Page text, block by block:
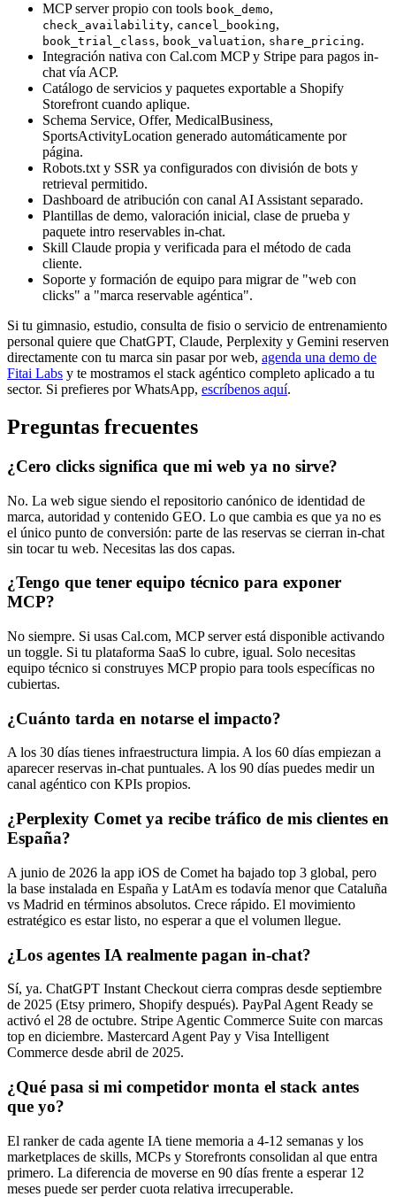
MCP server propio con tools book_demo,
check_availability, cancel_booking,
book_trial_class, book_valuation, share_pricing.
Integración nativa con Cal.com MCP y Stripe para pagos in-
chat vía ACP.
Catálogo de servicios y paquetes exportable a Shopify
Storefront cuando aplique.
Schema Service, Offer, MedicalBusiness,
SportsActivityLocation generado automáticamente por
página.
Robots.txt y SSR ya configurados con división de bots y
retrieval permitido.
Dashboard de atribución con canal AI Assistant separado.
Plantillas de demo, valoración inicial, clase de prueba y
paquete intro reservables in-chat.
Skill Claude propia y verificada para el método de cada
cliente.
Soporte y formación de equipo para migrar de "web con
clicks" a "marca reservable agéntica".
Si tu gimnasio, estudio, consulta de fisio o servicio de entrenamiento
personal quiere que ChatGPT, Claude, Perplexity y Gemini reserven
directamente con tu marca sin pasar por web, agenda una demo de
Fitai Labs y te mostramos el stack agéntico completo aplicado a tu
sector. Si prefieres por WhatsApp, escríbenos aquí.
Preguntas frecuentes
¿Cero clicks significa que mi web ya no sirve?
No. La web sigue siendo el repositorio canónico de identidad de
marca, autoridad y contenido GEO. Lo que cambia es que ya no es
el único punto de conversión: parte de las reservas se cierran in-chat
sin tocar tu web. Necesitas las dos capas.
¿Tengo que tener equipo técnico para exponer
MCP?
No siempre. Si usas Cal.com, MCP server está disponible activando
un toggle. Si tu plataforma SaaS lo cubre, igual. Solo necesitas
equipo técnico si construyes MCP propio para tools específicas no
cubiertas.
¿Cuánto tarda en notarse el impacto?
A los 30 días tienes infraestructura limpia. A los 60 días empiezan a
aparecer reservas in-chat puntuales. A los 90 días puedes medir un
canal agéntico con KPIs propios.
¿Perplexity Comet ya recibe tráfico de mis clientes en
España?
A junio de 2026 la app iOS de Comet ha bajado top 3 global, pero
la base instalada en España y LatAm es todavía menor que Cataluña
vs Madrid en términos absolutos. Crece rápido. El movimiento
estratégico es estar listo, no esperar a que el volumen llegue.
¿Los agentes IA realmente pagan in-chat?
Sí, ya. ChatGPT Instant Checkout cierra compras desde septiembre
de 2025 (Etsy primero, Shopify después). PayPal Agent Ready se
activó el 28 de octubre. Stripe Agentic Commerce Suite con marcas
top en diciembre. Mastercard Agent Pay y Visa Intelligent
Commerce desde abril de 2025.
¿Qué pasa si mi competidor monta el stack antes
que yo?
El ranker de cada agente IA tiene memoria a 4-12 semanas y los
marketplaces de skills, MCPs y Storefronts consolidan al que entra
primero. La diferencia de moverse en 90 días frente a esperar 12
meses puede ser perder cuota relativa irrecuperable.